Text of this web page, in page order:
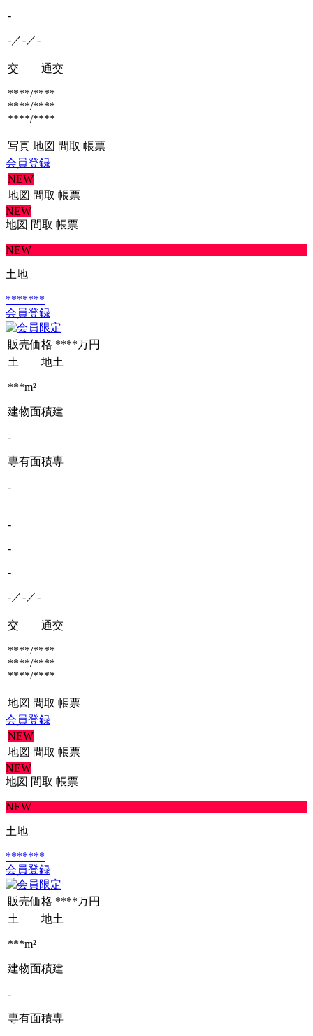
-
-／-／-
交 通交
****/****
****/****
****/****
写真 地図 間取 帳票
会員登録
NEW
地図 間取 帳票
NEW
地図 間取 帳票
NEW
土地
*******
会員登録
販売価格 ****万円
土 地土
***m²
建物面積建
-
専有面積専
-
-
-
-
-／-／-
交 通交
****/****
****/****
****/****
地図 間取 帳票
会員登録
NEW
地図 間取 帳票
NEW
地図 間取 帳票
NEW
土地
*******
会員登録
販売価格 ****万円
土 地土
***m²
建物面積建
-
専有面積専